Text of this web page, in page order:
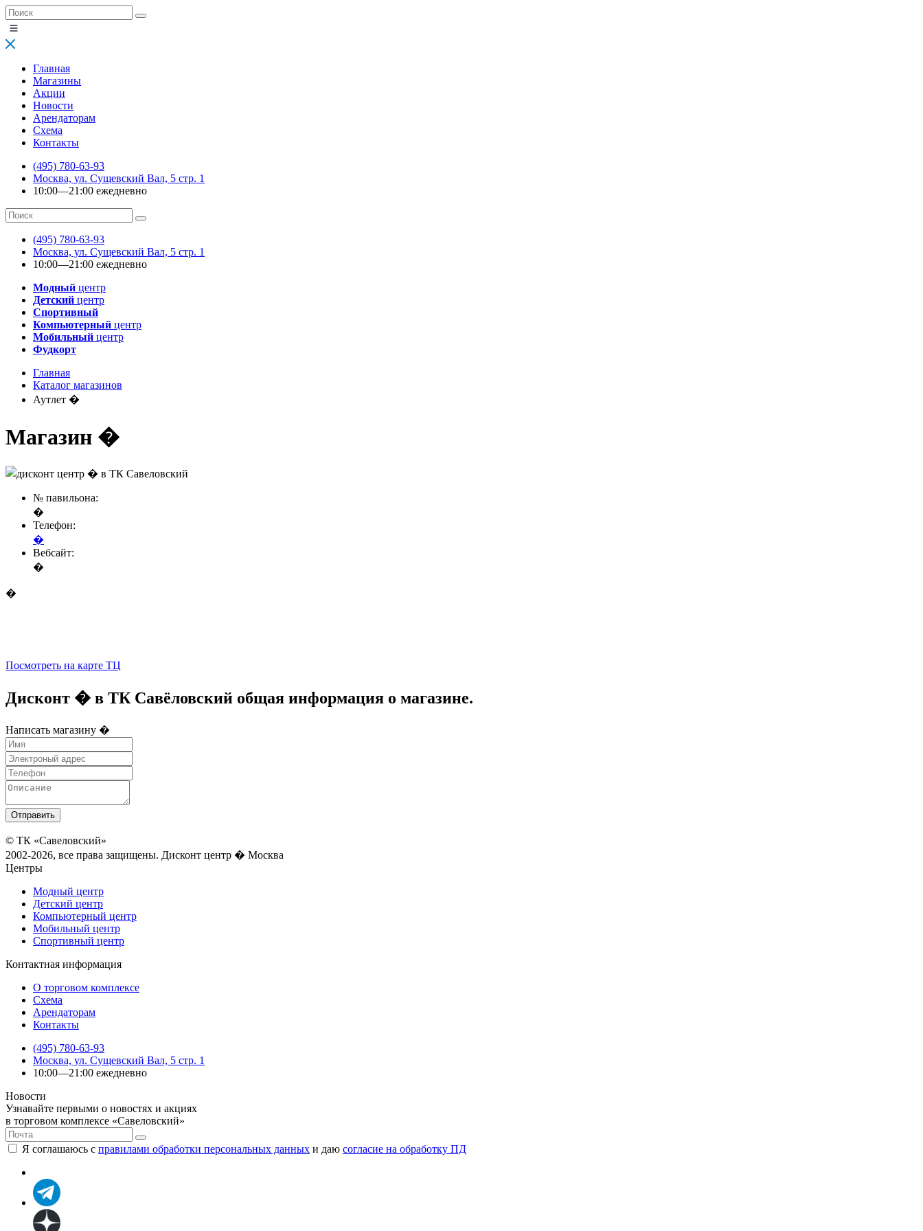
Главная
Магазины
Акции
Новости
Арендаторам
Схема
Контакты
(495) 780-63-93
Москва, ул. Сущевский Вал, 5 стр. 1
10:00—21:00 ежедневно
(495) 780-63-93
Москва, ул. Сущевский Вал, 5 стр. 1
10:00—21:00 ежедневно
Модный центр
Детский центр
Спортивный
Компьютерный центр
Мобильный центр
Фудкорт
Главная
Каталог магазинов
Аутлет �
Магазин �
№ павильона:
�
Телефон:
�
Вебсайт:
�
�
Посмотреть на карте ТЦ
Дисконт � в ТК Савёловский общая информация о магазине.
Написать магазину �
© ТК «Савеловский»
2002-2026, все права защищены. Дисконт центр � Москва
Центры
Модный центр
Детский центр
Компьютерный центр
Мобильный центр
Спортивный центр
Контактная информация
О торговом комплексе
Схема
Арендаторам
Контакты
(495) 780-63-93
Москва, ул. Сущевский Вал, 5 стр. 1
10:00—21:00 ежедневно
Новости
Узнавайте первыми о новостях и акциях
в торговом комплексе «Савеловский»
Я соглашаюсь с правилами обработки персональных данных и даю согласие на обработку ПД